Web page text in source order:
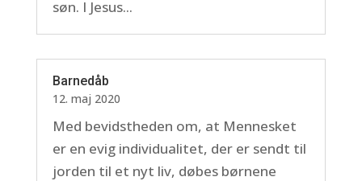
søn. I Jesus...
Barnedåb
12. maj 2020
Med bevidstheden om, at Mennesket
er en evig individualitet, der er sendt til
jorden til et nyt liv, døbes børnene